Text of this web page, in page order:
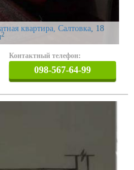
квартира, Салтовка, 18
2
Контактный телефон:
098-567-64-99